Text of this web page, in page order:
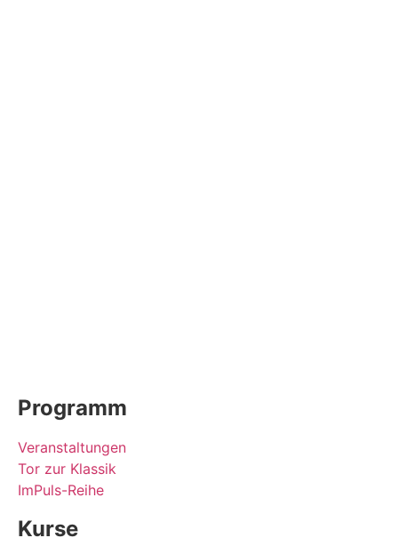
Programm
Veranstaltungen
Tor zur Klassik
ImPuls-Reihe
Kurse